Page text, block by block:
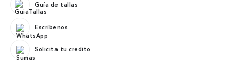
Guía de tallas
Escríbenos
Solicita tu credito